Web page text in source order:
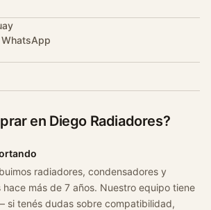
en Diego Radiadores?
radiadores, condensadores y
más de 7 años. Nuestro equipo tiene
si tenés dudas sobre compatibilidad,